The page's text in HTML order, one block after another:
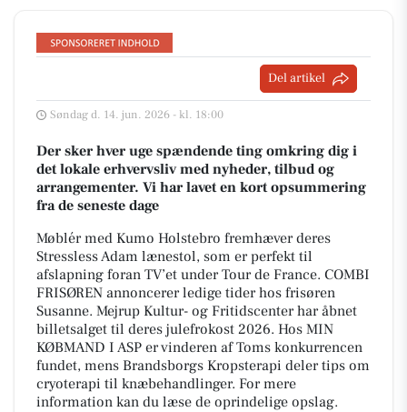
Del artikel
Søndag d. 14. jun. 2026 - kl. 18:00
Der sker hver uge spændende ting omkring dig i
det lokale erhvervsliv med nyheder, tilbud og
arrangementer. Vi har lavet en kort opsummering
fra de seneste dage
Møblér med Kumo Holstebro fremhæver deres
Stressless Adam lænestol, som er perfekt til
afslapning foran TV’et under Tour de France. COMBI
FRISØREN annoncerer ledige tider hos frisøren
Susanne. Mejrup Kultur- og Fritidscenter har åbnet
billetsalget til deres julefrokost 2026. Hos MIN
KØBMAND I ASP er vinderen af Toms konkurrencen
fundet, mens Brandsborgs Kropsterapi deler tips om
cryoterapi til knæbehandlinger. For mere
information kan du læse de oprindelige opslag.